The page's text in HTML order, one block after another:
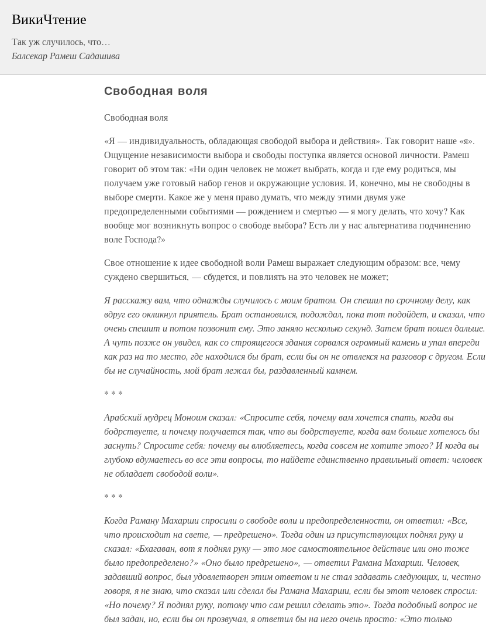
ВикиЧтение
Так уж случилось, что…
Балсекар Рамеш Садашива
Свободная воля
Свободная воля
«Я — индивидуальность, обладающая свободой выбора и действия». Так говорит наше «я».
Ощущение независимости выбора и свободы поступка является основой личности. Рамеш
говорит об этом так: «Ни один человек не может выбрать, когда и где ему родиться, мы
получаем уже готовый набор генов и окружающие условия. И, конечно, мы не свободны в
выборе смерти. Какое же у меня право думать, что между этими двумя уже
предопределенными событиями — рождением и смертью — я могу делать, что хочу? Как
вообще мог возникнуть вопрос о свободе выбора? Есть ли у нас альтернатива подчинению
воле Господа?»
Свое отношение к идее свободной воли Рамеш выражает следующим образом: все, чему
суждено свершиться, — сбудется, и повлиять на это человек не может;
Я расскажу вам, что однажды случилось с моим братом. Он спешил по срочному делу, как
вдруг его окликнул приятель. Брат остановился, подождал, пока тот подойдет, и сказал, что
очень спешит и потом позвонит ему. Это заняло несколько секунд. Затем брат пошел дальше.
А чуть позже он увидел, как со строящегося здания сорвался огромный камень и упал впереди
как раз на то место, где находился бы брат, если бы он не отвлекся на разговор с другом. Если
бы не случайность, мой брат лежал бы, раздавленный камнем.
* * *
Арабский мудрец Моноим сказал: «Спросите себя, почему вам хочется спать, когда вы
бодрствуете, и почему получается так, что вы бодрствуете, когда вам больше хотелось бы
заснуть? Спросите себя: почему вы влюбляетесь, когда совсем не хотите этого? И когда вы
глубоко вдумаетесь во все эти вопросы, то найдете единственно правильный ответ: человек
не обладает свободой воли».
* * *
Когда Раману Махарши спросили о свободе воли и предопределенности, он ответил: «Все,
что происходит на свете, — предрешено». Тогда один из присутствующих поднял руку и
сказал: «Бхагаван, вот я поднял руку — это мое самостоятельное действие или оно тоже
было предопределено?» «Оно было предрешено», — ответил Рамана Махарши. Человек,
задавший вопрос, был удовлетворен этим ответом и не стал задавать следующих, и, честно
говоря, я не знаю, что сказал или сделал бы Рамана Махарши, если бы этот человек спросил:
«Но почему? Я поднял руку, потому что сам решил сделать это». Тогда подобный вопрос не
был задан, но, если бы он прозвучал, я ответил бы на него очень просто: «Это только